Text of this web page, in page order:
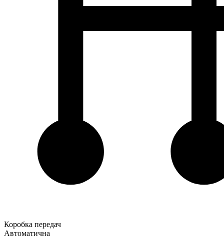
Коробка передач
Автоматична